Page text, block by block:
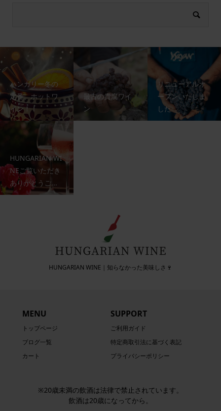
ハンガリー冬の
定番、ホットワ
イン！！
最古の貴腐ワイ
ン
リニューアルオ
ープンいたしま
した
HUNGARIAN WI
NEご覧いただき
ありがとうご...
HUNGARIAN WINE｜知らなかった美味しさ🍷
MENU
トップページ
ブログ一覧
カート
SUPPORT
ご利用ガイド
特定商取引法に基づく表記
プライバシーポリシー
※20歳未満の飲酒は法律で禁止されています。
飲酒は20歳になってから。